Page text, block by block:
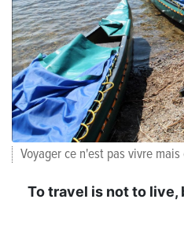
Voyager ce n'est pas vivre mais
To travel is not to live,